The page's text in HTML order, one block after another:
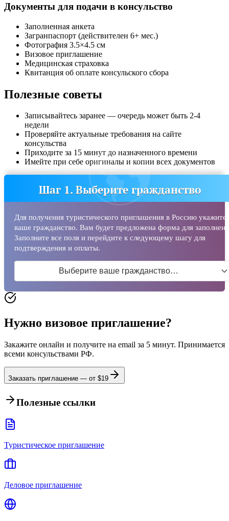
Документы для подачи в консульство
Заполненная анкета
Загранпаспорт (действителен 6+ мес.)
Фотография 3.5×4.5 см
Визовое приглашение
Медицинская страховка
Квитанция об оплате консульского сбора
Полезные советы
Записывайтесь заранее — очередь может быть 2-4
недели
Проверяйте актуальные требования на сайте
консульства
Приходите за 15 минут до назначенного времени
Имейте при себе оригиналы и копии всех документов
Шаг 1. Выберите гражданство
Для получения туристического приглашения в Россию укажите
ваше гражданство. Вам будет предложена форма для
Заполните все поля и перейдите к следующему шагу для
подтверждения и оплаты.
Выберите ваше гражданство…
Нужно визовое приглашение?
Закажите онлайн и получите на email за 5 минут. Принимается
всеми консульствами РФ.
Заказать приглашение — от $19
Полезные ссылки
Туристическое приглашение
Деловое приглашение